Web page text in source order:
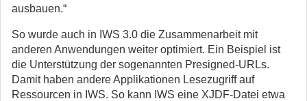
ausbauen.“
So wurde auch in IWS 3.0 die Zusammenarbeit mit
anderen Anwendungen weiter optimiert. Ein Beispiel ist
die Unterstützung der sogenannten Presigned-URLs.
Damit haben andere Applikationen Lesezugriff auf
Ressourcen in IWS. So kann IWS eine XJDF-Datei etwa